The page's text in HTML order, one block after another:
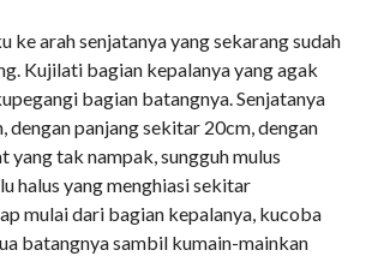
ke arah senjatanya yang sekarang sudah
Kujilati bagian kepalanya yang agak
bagian batangnya. Senjatanya
dengan panjang sekitar 20cm, dengan
yang tak nampak, sungguh mulus
halus yang menghiasi sekitar
mulai dari bagian kepalanya, kucoba
batangnya sambil kumain-mainkan